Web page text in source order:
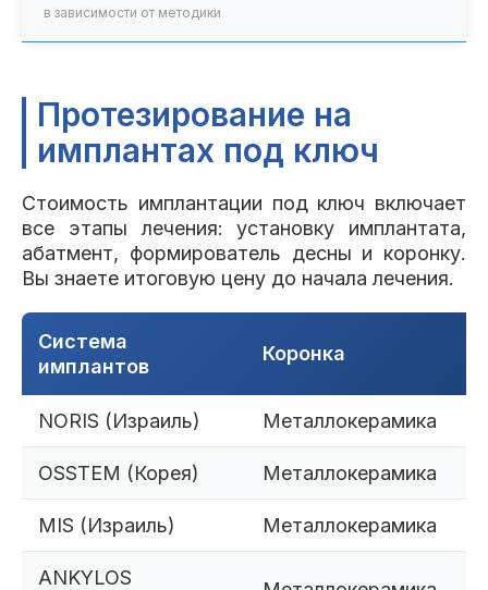
в зависимости от методики
Протезирование на
имплантах под ключ
Стоимость имплантации под ключ включает
все этапы лечения: установку имплантата,
абатмент, формирователь десны и коронку.
Вы знаете итоговую цену до начала лечения.
Система
имплантов
Коронка
NORIS (Израиль) Металлокерамика
OSSTEM (Корея) Металлокерамика
MIS (Израиль) Металлокерамика
ANKYLOS